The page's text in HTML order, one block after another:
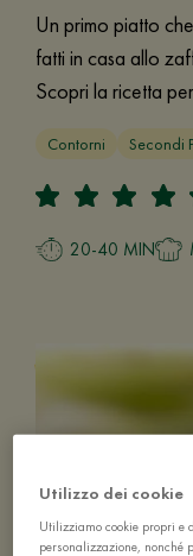
Un primo piatto
fatti in casa allo
Scopri la ricetta
Contorni Secondi
20-40 MIN
Utilizzo dei cookie
Utilizziamo cookie propri e
personalizzazione,